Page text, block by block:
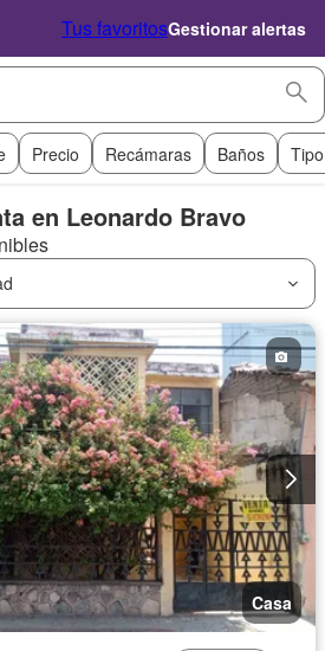
Tus favoritosGestionar alertas
Precio Recámaras Baños
en Leonardo Bravo
Casa